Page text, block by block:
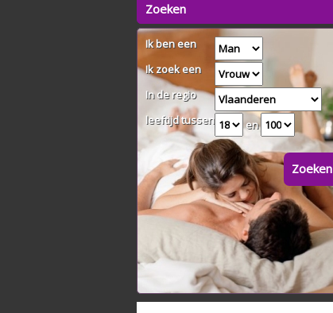
Zoeken
Ik ben een
Ik zoek een
In de regio
leeftijd tussen
en
Zoeken